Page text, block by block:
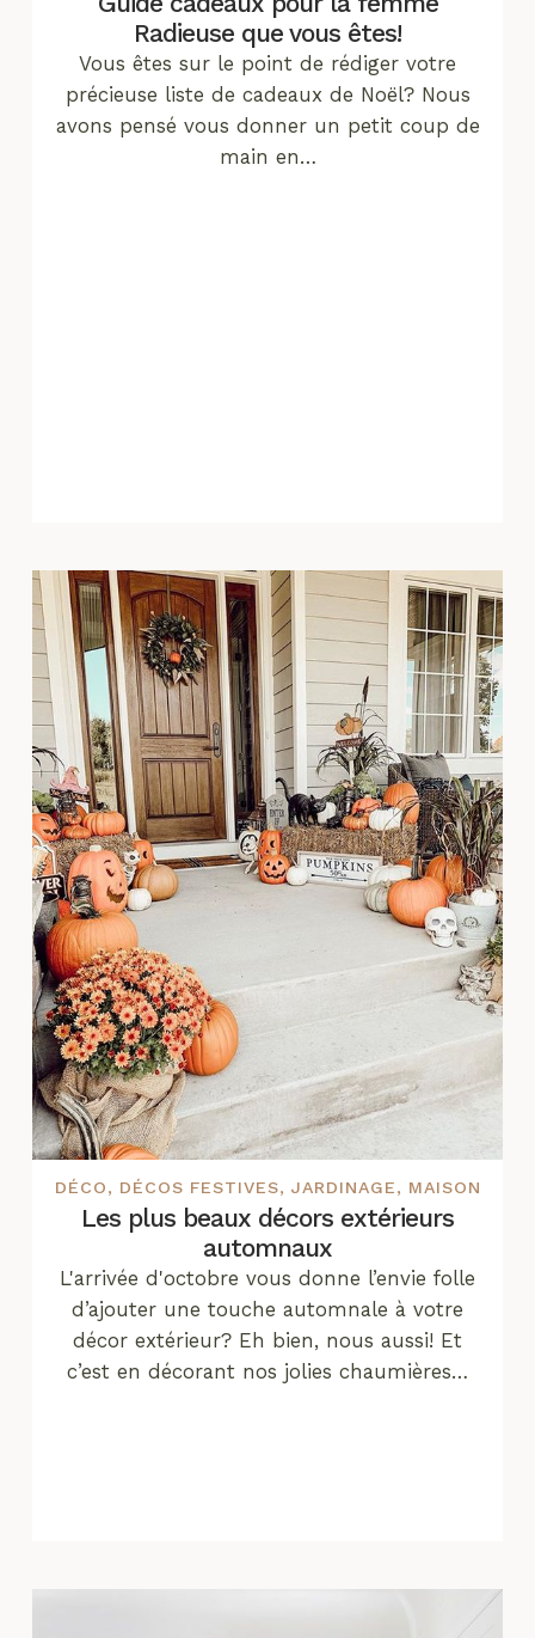
Radieuse que vous êtes!
Vous êtes sur le point de rédiger votre
précieuse liste de cadeaux de Noël? Nous
avons pensé vous donner un petit coup de
main en…
DÉCO, DÉCOS FESTIVES, JARDINAGE, MAISON
Les plus beaux décors extérieurs
automnaux
L'arrivée d'octobre vous donne l’envie folle
d’ajouter une touche automnale à votre
décor extérieur? Eh bien, nous aussi! Et
c’est en décorant nos jolies chaumières…